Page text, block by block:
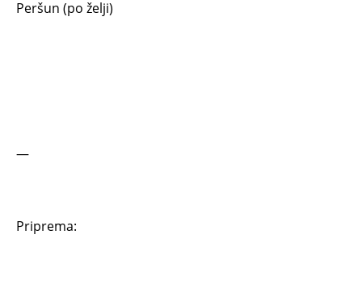
Peršun (po želji)
—
Priprema: